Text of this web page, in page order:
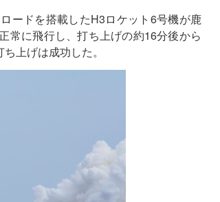
ードを搭載したH3ロケット6号機が鹿
常に飛行し、打ち上げの約16分後から
上げは成功した。